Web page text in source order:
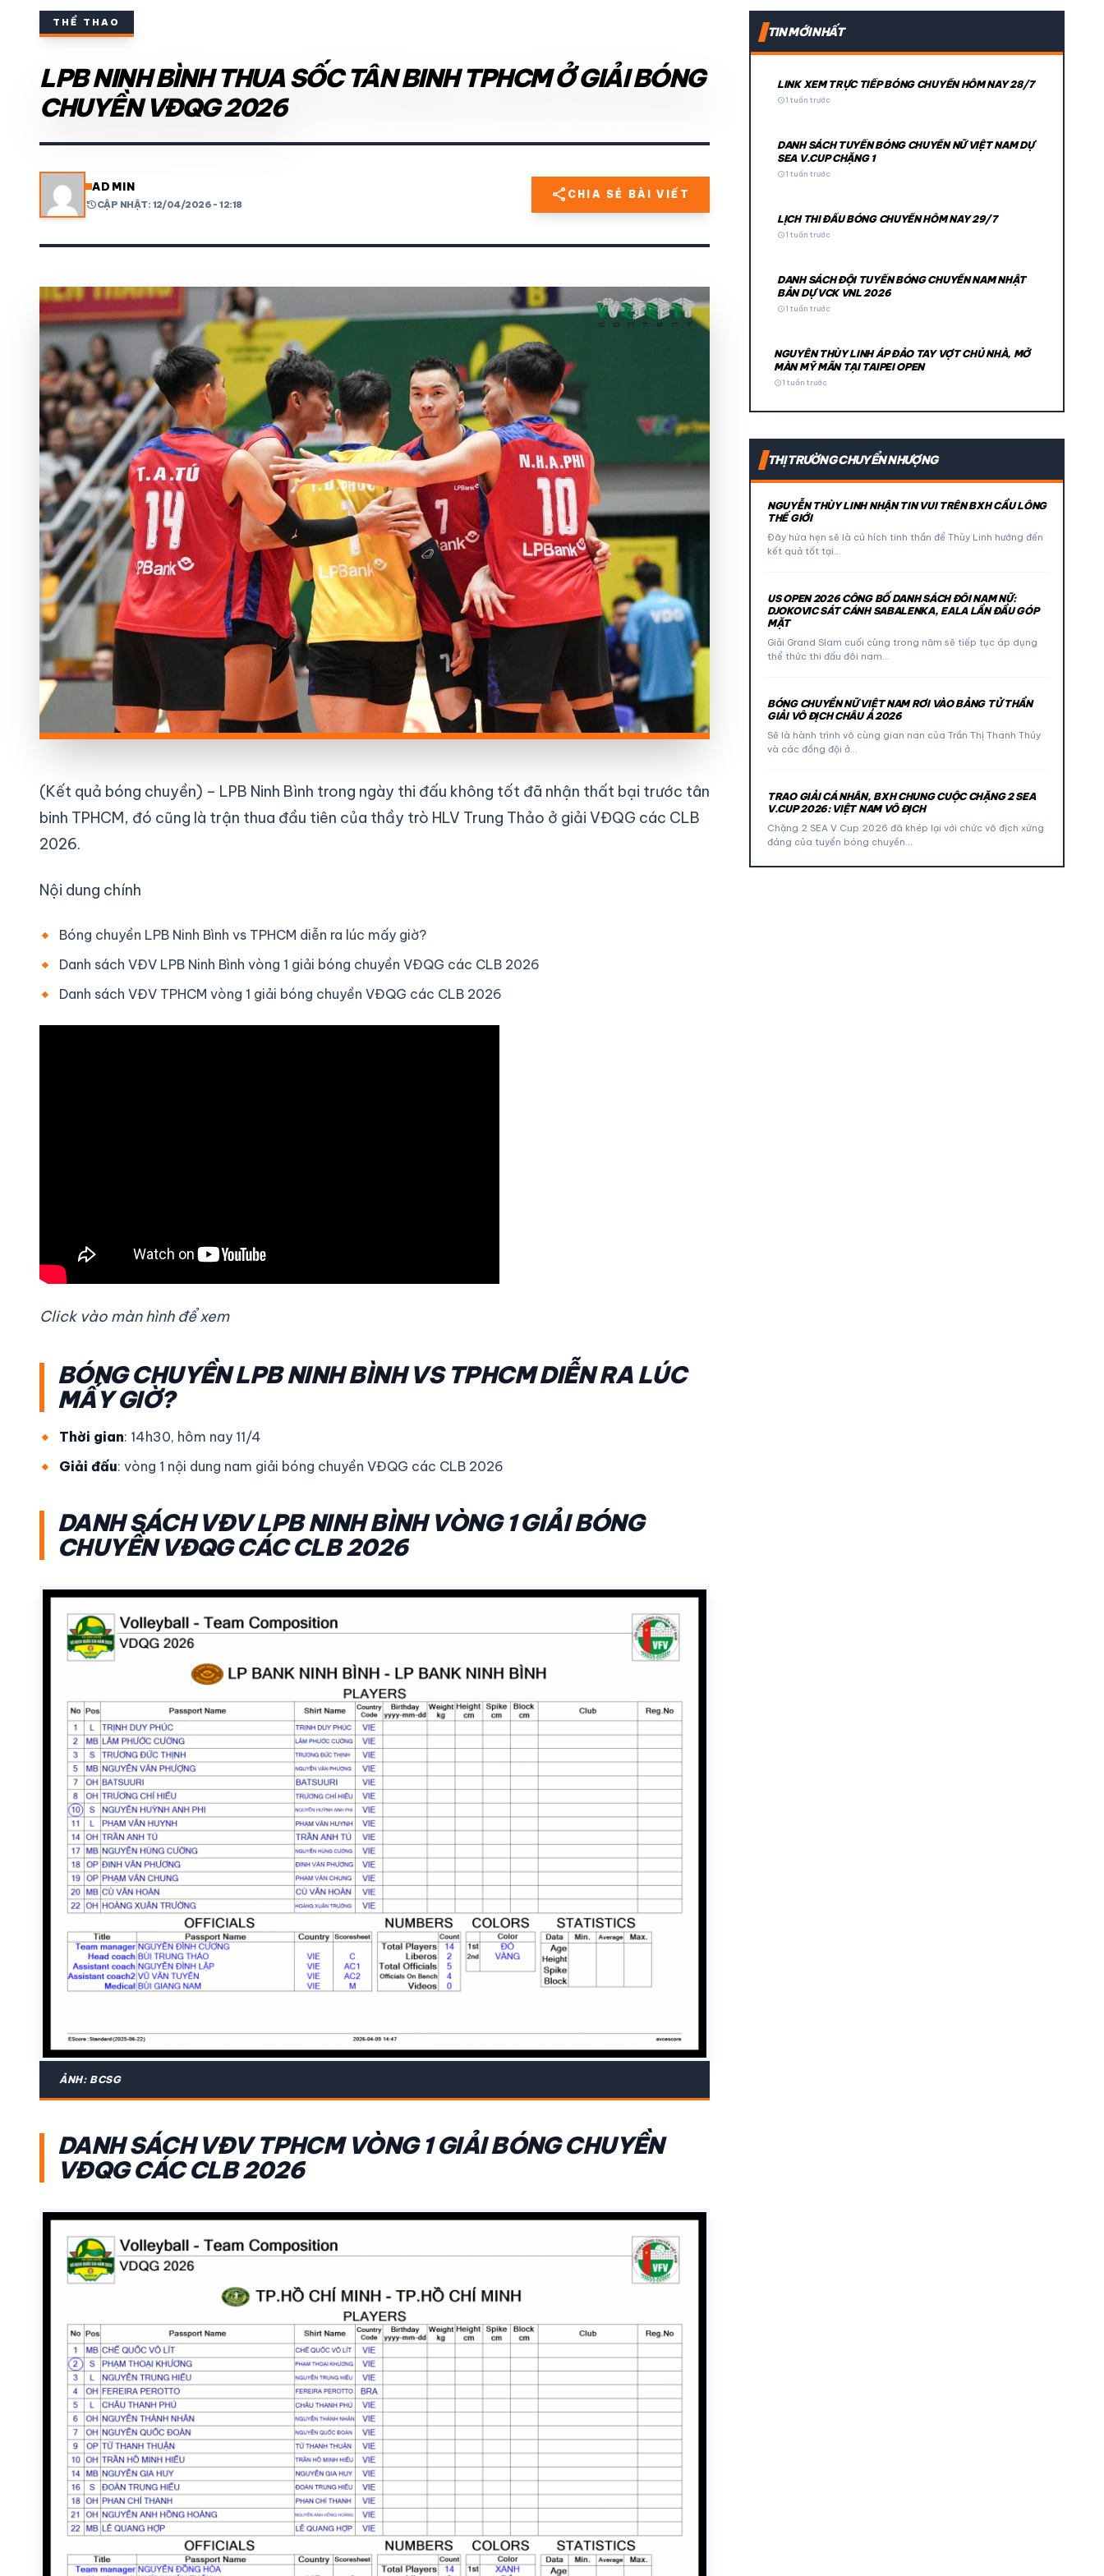
THỂ THAO TRONG NƯỚC
THỂ THAO
LỊCH THI ĐẤU
THỂ THAO
LPB NINH BÌNH THUA SỐC TÂN BINH TPHCM Ở GIẢI BÓNG
CHUYỀN VĐQG 2026
ADMIN
historyCẬP NHẬT: 12/04/2026 - 12:18 share CHIA SẺ BÀI VIẾT
(Kết quả bóng chuyền) – LPB Ninh Bình trong ngày thi đấu không tốt đã nhận thất bại trước tân
binh TPHCM, đó cũng là trận thua đầu tiên của thầy trò HLV Trung Thảo ở giải VĐQG các CLB
2026.
Nội dung chính
Bóng chuyền LPB Ninh Bình vs TPHCM diễn ra lúc mấy giờ?
Danh sách VĐV LPB Ninh Bình vòng 1 giải bóng chuyền VĐQG các CLB 2026
Danh sách VĐV TPHCM vòng 1 giải bóng chuyền VĐQG các CLB 2026
Click vào màn hình để xem
BÓNG CHUYỀN LPB NINH BÌNH VS TPHCM DIỄN RA LÚC
MẤY GIỜ?
Thời gian: 14h30, hôm nay 11/4
Giải đấu: vòng 1 nội dung nam giải bóng chuyền VĐQG các CLB 2026
DANH SÁCH VĐV LPB NINH BÌNH VÒNG 1 GIẢI BÓNG
CHUYỀN VĐQG CÁC CLB 2026
ẢNH: BCSG
DANH SÁCH VĐV TPHCM VÒNG 1 GIẢI BÓNG CHUYỀN
VĐQG CÁC CLB 2026
TIN MỚI NHẤT
LINK XEM TRỰC TIẾP BÓNG CHUYỀN HÔM NAY 28/7
schedule1 tuần trước
DANH SÁCH TUYỂN BÓNG CHUYỀN NỮ VIỆT NAM DỰ
SEA V.CUP CHẶNG 1
schedule1 tuần trước
LỊCH THI ĐẤU BÓNG CHUYỀN HÔM NAY 29/7
schedule1 tuần trước
DANH SÁCH ĐỘI TUYỂN BÓNG CHUYỀN NAM NHẬT
BẢN DỰ VCK VNL 2026
schedule1 tuần trước
NGUYỄN THÙY LINH ÁP ĐẢO TAY VỢT CHỦ NHÀ, MỞ
MÀN MỸ MÃN TẠI TAIPEI OPEN
schedule1 tuần trước
THỊ TRƯỜNG CHUYỂN NHƯỢNG
NGUYỄN THÙY LINH NHẬN TIN VUI TRÊN BXH CẦU LÔNG
THẾ GIỚI
Đây hứa hẹn sẽ là cú hích tinh thần để Thùy Linh hướng đến
kết quả tốt tại…
US OPEN 2026 CÔNG BỐ DANH SÁCH ĐÔI NAM NỮ:
DJOKOVIC SÁT CÁNH SABALENKA, EALA LẦN ĐẦU GÓP
MẶT
Giải Grand Slam cuối cùng trong năm sẽ tiếp tục áp dụng
thể thức thi đấu đôi nam…
BÓNG CHUYỀN NỮ VIỆT NAM RƠI VÀO BẢNG TỬ THẦN
GIẢI VÔ ĐỊCH CHÂU Á 2026
Sẽ là hành trình vô cùng gian nan của Trần Thị Thanh Thúy
và các đồng đội ở…
TRAO GIẢI CÁ NHÂN, BXH CHUNG CUỘC CHẶNG 2 SEA
V.CUP 2026: VIỆT NAM VÔ ĐỊCH
Chặng 2 SEA V.Cup 2026 đã khép lại với chức vô địch xứng
đáng của tuyển bóng chuyền…